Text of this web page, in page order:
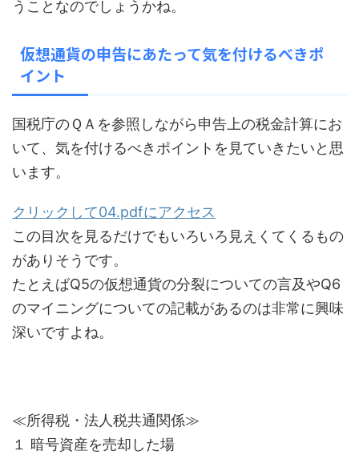
うことなのでしょうかね。
仮想通貨の申告にあたって気を付けるべきポ
イント
国税庁のＱＡを参照しながら申告上の税金計算にお
いて、気を付けるべきポイントを見ていきたいと思
います。
クリックして04.pdfにアクセス
この目次を見るだけでもいろいろ見えくてくるもの
がありそうです。
たとえばQ5の仮想通貨の分裂についての言及やQ6
のマイニングについての記載があるのは非常に興味
深いですよね。
≪所得税・法人税共通関係≫
１ 暗号資産を売却した場